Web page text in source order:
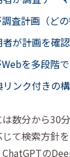
査計画（ど
者が計画を確
を多段階
リンク付きの
数分から30
て検索方針
の